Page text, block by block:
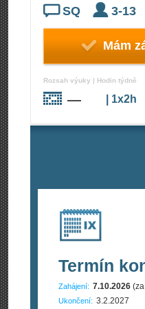
SQ 3-13
Mám
Rozsah výuky | Hodin týdně
— | 1x2h
Termín
Zahájení: 7.10.2026
Ukončení: 3.2.2027